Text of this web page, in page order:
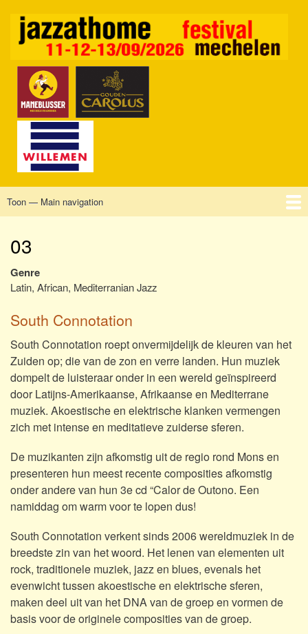
de
Main
Toon — Main navigation
03
Genre
Latin, African, Mediterranian Jazz
South Connotation
South Connotation roept onvermijdelijk de kleuren van het
Zuiden op; die van de zon en verre landen. Hun muziek
dompelt de luisteraar onder in een wereld geïnspireerd
door Latijns-Amerikaanse, Afrikaanse en Mediterrane
muziek. Akoestische en elektrische klanken vermengen
zich met intense en meditatieve zuiderse sferen.
De muzikanten zijn afkomstig uit de regio rond Mons en
presenteren hun meest recente composities afkomstig
onder andere van hun 3e cd “Calor de Outono. Een
namiddag om warm voor te lopen dus!
South Connotation verkent sinds 2006 wereldmuziek in de
breedste zin van het woord. Het lenen van elementen uit
rock, traditionele muziek, jazz en blues, evenals het
evenwicht tussen akoestische en elektrische sferen,
maken deel uit van het DNA van de groep en vormen de
basis voor de originele composities van de groep.